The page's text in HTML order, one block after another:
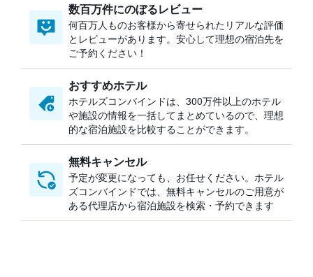
数百万件にのぼるレビュー
何百万人ものお客様から寄せられたリアルな評価
とレビューがあります。安心して理想の宿泊先を
ご予約ください！
おすすめホテル
ホテルズコンバインドは、300万件以上のホテル
や施設の情報を一括してまとめているので、理想
的な宿泊施設を比較することができます。
無料キャンセル
予定が変更になっても、お任せください。ホテル
ズコンバインドでは、無料キャンセルのご用意が
ある代理店から宿泊施設を検索・予約できます